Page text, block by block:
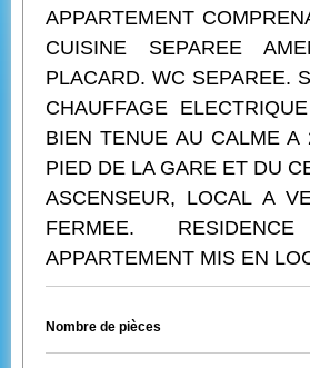
APPARTEMENT
CUISINE SEPAREE
PLACARD. WC SEPAREE.
CHAUFFAGE
BIEN TENUE AU CALME
PIED DE LA GARE ET DU
ASCENSEUR, LOCAL A
FERMEE.
APPARTEMENT MIS EN
Nombre de pièces